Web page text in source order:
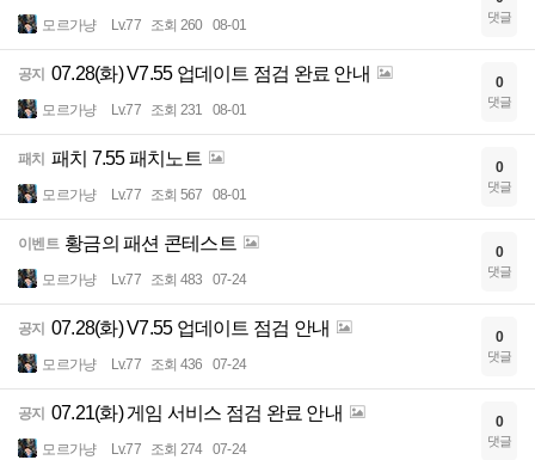
모르가냥 Lv.77 조회 260 08-01 댓글
공지 07.28(화) V7.55 업데이트 점검 완료 안내
모르가냥 Lv.77 조회 231 08-01
0
댓글
패치 패치 7.55 패치노트
모르가냥 Lv.77 조회 567 08-01
0
댓글
이벤트 황금의 패션 콘테스트
모르가냥 Lv.77 조회 483 07-24
0
댓글
공지 07.28(화) V7.55 업데이트 점검 안내
모르가냥 Lv.77 조회 436 07-24
0
댓글
공지 07.21(화) 게임 서비스 점검 완료 안내
모르가냥 Lv.77 조회 274 07-24
0
댓글